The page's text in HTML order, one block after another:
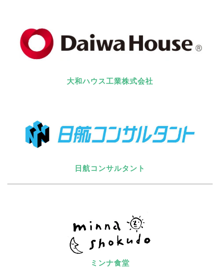
大和ハウス工業株式会社
日航コンサルタント
ミンナ食堂